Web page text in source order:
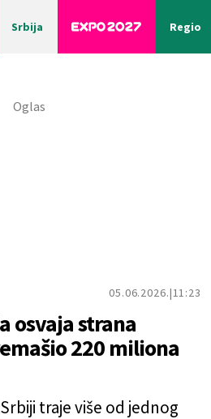
Srbija Region
05.06.2026. 11:23
osvaja strana
220 miliona
traje više od jednog